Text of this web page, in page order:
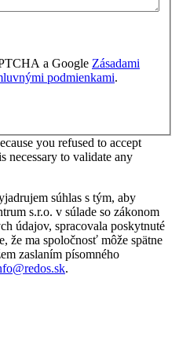
a Google Zásadami
podmienkami.
you refused to accept
necessary to validate any
súhlas s tým, aby
s.r.o. v súlade so zákonom
údajov, spracovala poskytnuté
že ma spoločnosť môže spätne
zaslaním písomného
.